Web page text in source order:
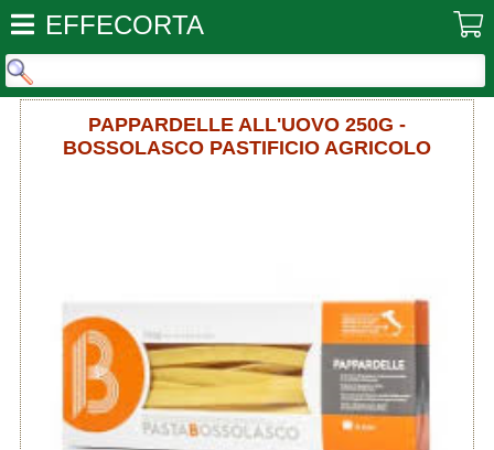
EFFECORTA
PAPPARDELLE ALL'UOVO 250G -
BOSSOLASCO PASTIFICIO AGRICOLO